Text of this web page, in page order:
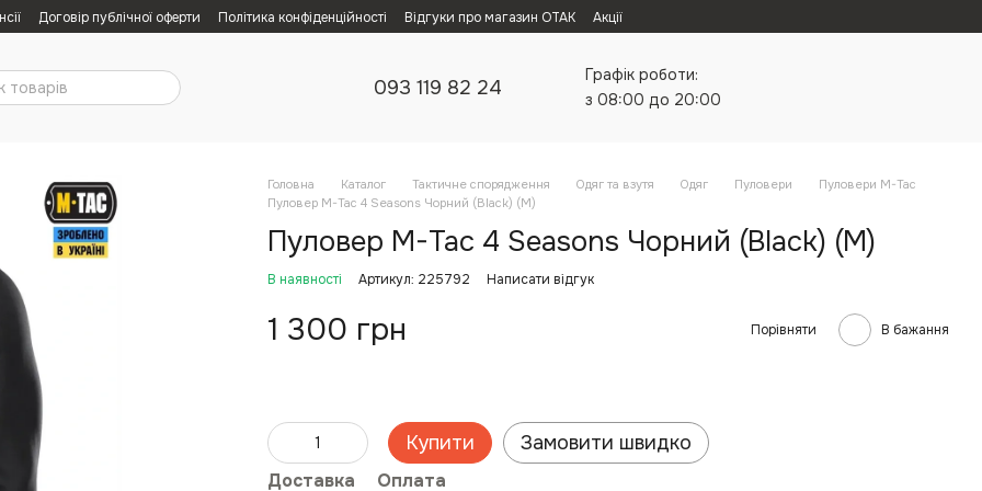
Договір публічної оферти Політика конфіденційності Відгуки про магазин ОТАК Акції
093 119 82 24
Графік роботи:
з 08:00 до 20:00
Головна Каталог Тактичне спорядження Одяг та взутя Одяг Пуловери
Пуловери M-Tac
Пуловер M-Tac 4 Seasons Чорний (Black) (M)
Пуловер M-Tac 4 Seasons Чорний (Black) (M)
В наявності Артикул: 225792 Написати відгук
1 300 грн Порівняти В бажання
Купити Замовити швидко
Доставка Оплата